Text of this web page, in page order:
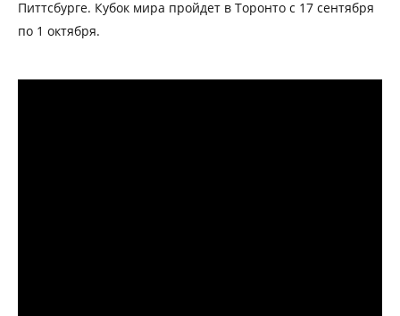
Питтсбурге. Кубок мира пройдет в Торонто с 17 сентября
по 1 октября.